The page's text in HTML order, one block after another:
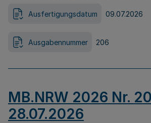
Ausfertigungsdatum 09.07.2026
Ausgabennummer 206
MB.NRW 2026 Nr.
28.07.2026